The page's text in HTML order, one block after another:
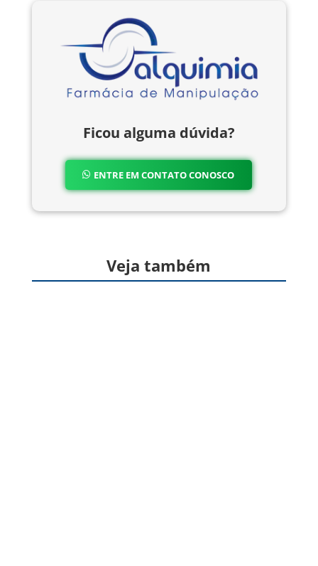
Ficou alguma dúvida?
ENTRE EM CONTATO CONOSCO
Veja também